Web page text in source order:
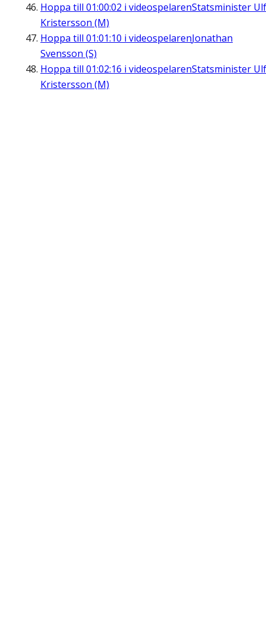
Hoppa till 01:00:02 i videospelarenStatsminister Ulf
Kristersson (M)
Hoppa till 01:01:10 i videospelarenJonathan
Svensson (S)
Hoppa till 01:02:16 i videospelarenStatsminister Ulf
Kristersson (M)